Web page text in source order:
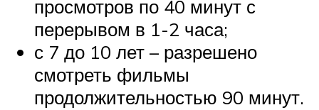
просмотров по 40 минут с
перерывом в 1-2 часа;
с 7 до 10 лет – разрешено
смотреть фильмы
продолжительностью 90 минут.